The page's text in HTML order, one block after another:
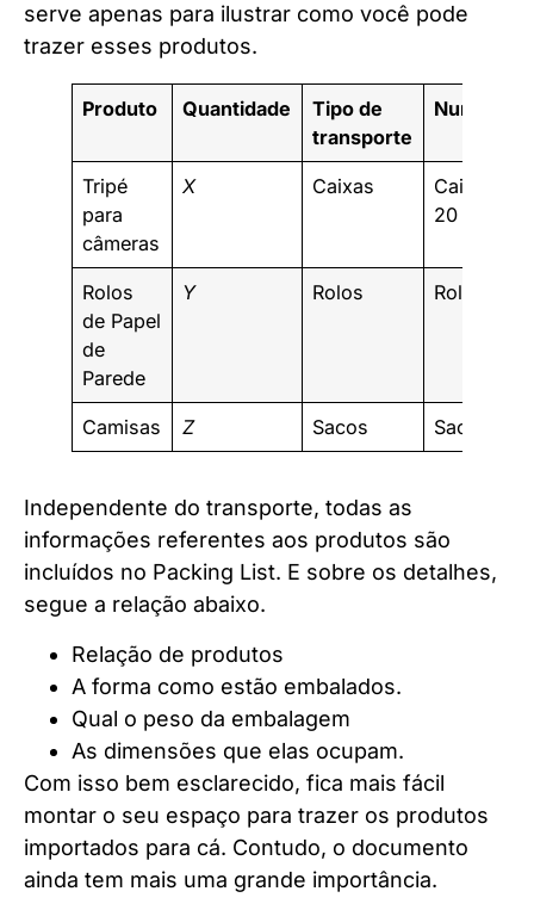
serve apenas para ilustrar como você pode
trazer esses produtos.
Produto Quantidade
Tipo de
transporte
Tripé
para
câmeras
X Caixas
Caixas 13-
20
Rolos
de Papel
de
Parede
Y Rolos Rolos 11-
Camisas Z Sacos Saco 1-10
Independente do transporte, todas as
informações referentes aos produtos são
incluídos no Packing List. E sobre os detalhes,
segue a relação abaixo.
Relação de produtos
A forma como estão embalados.
Qual o peso da embalagem
As dimensões que elas ocupam.
Com isso bem esclarecido, fica mais fácil
montar o seu espaço para trazer os produtos
importados para cá. Contudo, o documento
ainda tem mais uma grande importância.